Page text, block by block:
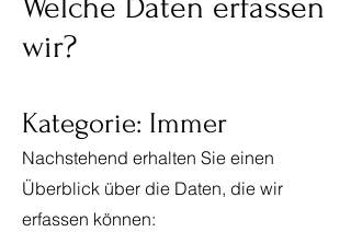
wir?
Kategorie: Immer
Nachstehend erhalten Sie einen
Überblick über die Daten, die wir
erfassen können: